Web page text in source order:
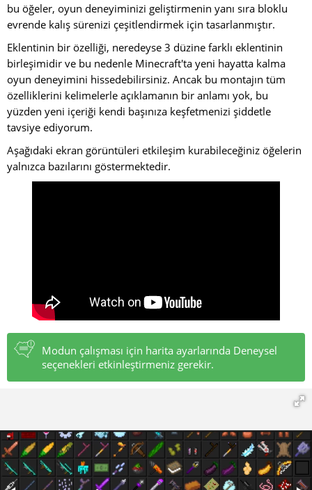
bu öğeler, oyun deneyiminizi geliştirmenin yanı sıra bloklu
evrende kalış sürenizi çeşitlendirmek için tasarlanmıştır.
Eklentinin bir özelliği, neredeyse 3 düzine farklı eklentinin
birleşimidir ve bu nedenle Minecraft'ta yeni hayatta kalma
oyun deneyimini hissedebilirsiniz. Ancak bu montajın tüm
özelliklerini kelimelerle açıklamanın bir anlamı yok, bu
yüzden yeni içeriği kendi başınıza keşfetmenizi şiddetle
tavsiye ediyorum.
Aşağıdaki ekran görüntüleri etkileşim kurabileceğiniz öğelerin
yalnızca bazılarını göstermektedir.
Modun çalışması için harita ayarlarında Deneysel
seçenekleri etkinleştirmeniz gerekir.